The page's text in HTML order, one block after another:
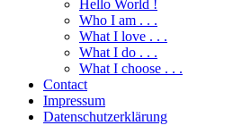
Hello World !
Who I am . . .
What I love . . .
What I do . . .
What I choose . . .
Contact
Impressum
Datenschutzerklärung